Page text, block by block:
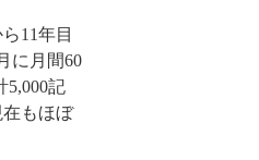
11年目
に月間60
5,000記
もほぼ